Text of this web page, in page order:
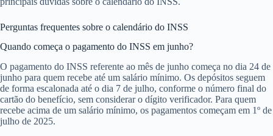
Perguntas frequentes sobre o calendário do INSS
Quando começa o pagamento do INSS em junho?
O pagamento do INSS referente ao mês de junho começa no dia 24 de
junho para quem recebe até um salário mínimo. Os depósitos seguem
de forma escalonada até o dia 7 de julho, conforme o número final do
cartão do benefício, sem considerar o dígito verificador. Para quem
recebe acima de um salário mínimo, os pagamentos começam em 1º de
julho de 2025.